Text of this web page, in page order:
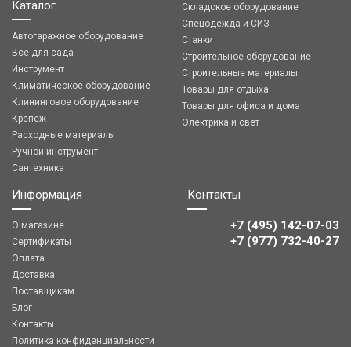
Каталог
Автогаражное оборудование
Все для сада
Инструмент
Климатическое оборудование
Клининговое оборудование
Крепеж
Расходные материалы
Ручной инструмент
Сантехника
Складское оборудование
Спецодежда и СИЗ
Станки
Строительное оборудование
Строительные материалы
Товары для отдыха
Товары для офиса и дома
Электрика и свет
Информация
О магазине
Сертификаты
Оплата
Доставка
Поставщикам
Блог
Контакты
Политика конфиденциальности
Контакты
+7 (495) 142-07-03
‎‎+7 (977) 732-40-27